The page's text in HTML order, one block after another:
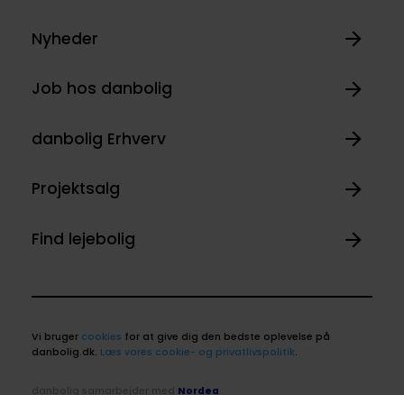
Nyheder
Job hos danbolig
danbolig Erhverv
Projektsalg
Find lejebolig
Vi bruger cookies for at give dig den bedste oplevelse på
danbolig.dk. Læs vores cookie- og privatlivspolitik.
Nordea